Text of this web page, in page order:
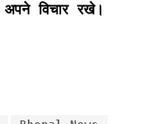
विचार रखे।